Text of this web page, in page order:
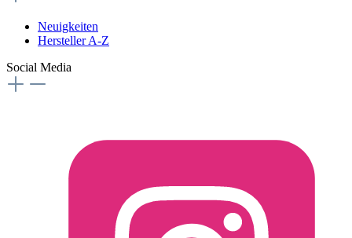
Neuigkeiten
Hersteller A-Z
Social Media